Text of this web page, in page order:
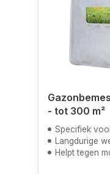
- tot 300 m²
Specifiek
Langdurige
Helpt tegen